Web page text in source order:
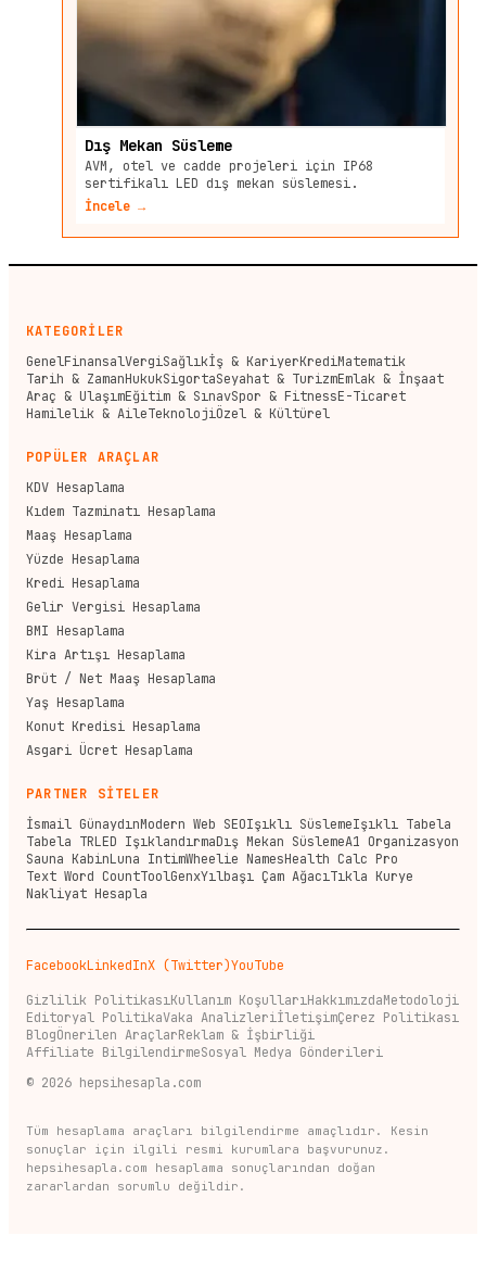
Dış Mekan Süsleme
AVM, otel ve cadde projeleri için IP68
sertifikalı LED dış mekan süslemesi.
İncele →
KATEGORİLER
GenelFinansalVergiSağlıkİş & KariyerKrediMatematik
Tarih & ZamanHukukSigortaSeyahat & TurizmEmlak & İnşaat
Araç & UlaşımEğitim & SınavSpor & FitnessE-Ticaret
Hamilelik & AileTeknolojiÖzel & Kültürel
POPÜLER ARAÇLAR
KDV Hesaplama
Kıdem Tazminatı Hesaplama
Maaş Hesaplama
Yüzde Hesaplama
Kredi Hesaplama
Gelir Vergisi Hesaplama
BMI Hesaplama
Kira Artışı Hesaplama
Brüt / Net Maaş Hesaplama
Yaş Hesaplama
Konut Kredisi Hesaplama
Asgari Ücret Hesaplama
PARTNER SİTELER
İsmail GünaydınModern Web SEOIşıklı SüslemeIşıklı Tabela
Tabela TRLED IşıklandırmaDış Mekan SüslemeA1 Organizasyon
Sauna KabinLuna IntimWheelie NamesHealth Calc Pro
Text Word CountToolGenxYılbaşı Çam AğacıTıkla Kurye
Nakliyat Hesapla
FacebookLinkedInX (Twitter)YouTube
Gizlilik PolitikasıKullanım KoşullarıHakkımızdaMetodoloji
Editoryal PolitikaVaka AnalizleriİletişimÇerez Politikası
BlogÖnerilen AraçlarReklam & İşbirliği
Affiliate BilgilendirmeSosyal Medya Gönderileri
© 2026 hepsihesapla.com
Tüm hesaplama araçları bilgilendirme amaçlıdır. Kesin
sonuçlar için ilgili resmi kurumlara başvurunuz.
hepsihesapla.com hesaplama sonuçlarından doğan
zararlardan sorumlu değildir.